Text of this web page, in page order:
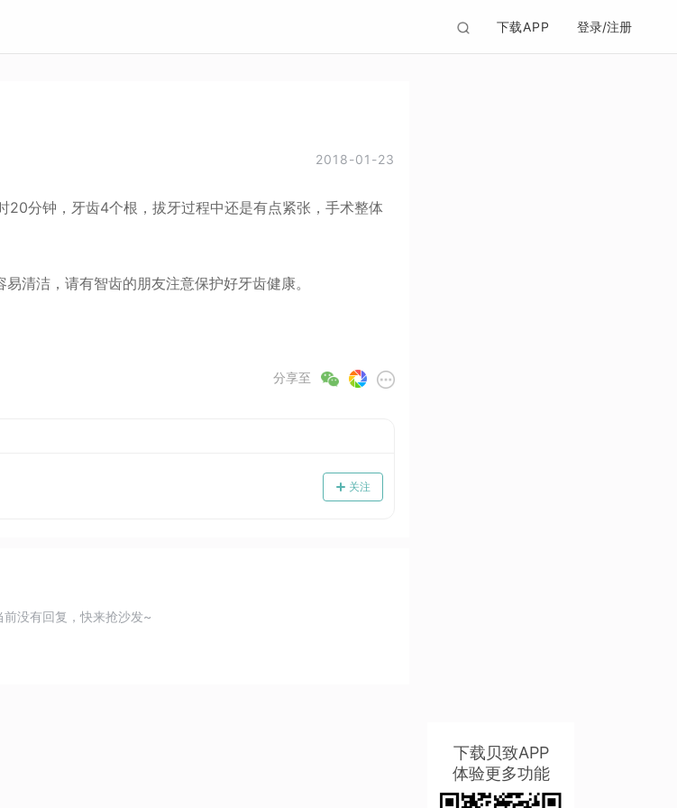
下载APP 登录/注册
2018-01-23
20分钟，牙齿4个根，拔牙过程中还是有点紧张，手术整体
清洁，请有智齿的朋友注意保护好牙齿健康。
分享至
关注
前没有回复，快来抢沙发~
下载贝致APP
体验更多功能